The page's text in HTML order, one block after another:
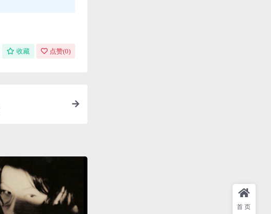
收藏 点赞(0)
首页